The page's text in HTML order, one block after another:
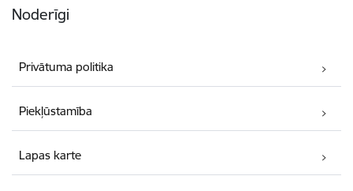
Noderīgi
Privātuma politika
Piekļūstamība
Lapas karte